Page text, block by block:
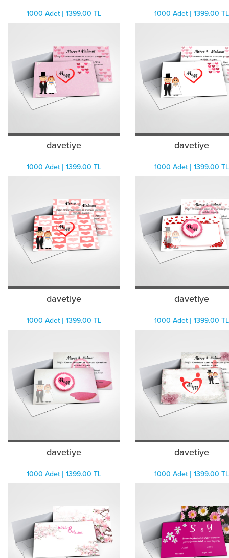
1000 Adet | 1399.00 TL 1000 Adet | 1399.00 TL
davetiye
1000 Adet | 1399.00 TL
davetiye
1000 Adet | 1399.00 TL
davetiye
1000 Adet | 1399.00 TL
davetiye
1000 Adet | 1399.00 TL
davetiye
1000 Adet | 1399.00 TL
davetiye
1000 Adet | 1399.00 TL